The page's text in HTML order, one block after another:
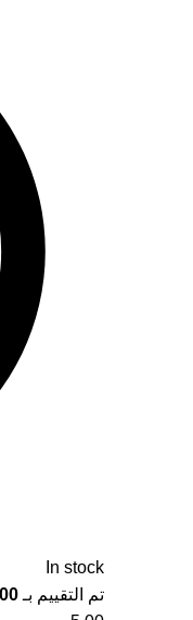
In stock
تم التقييم بـ